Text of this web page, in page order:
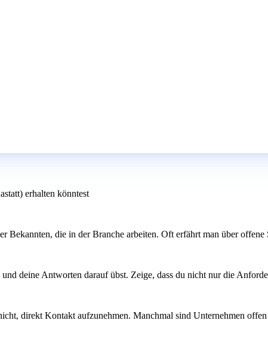
erhalten könntest
die in der Branche arbeiten. Oft erfährt man über
deine Antworten darauf übst. Zeige, dass du nicht nur die
direkt Kontakt aufzunehmen. Manchmal sind Unternehmen